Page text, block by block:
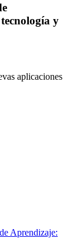
y
aplicaciones
Aprendizaje: